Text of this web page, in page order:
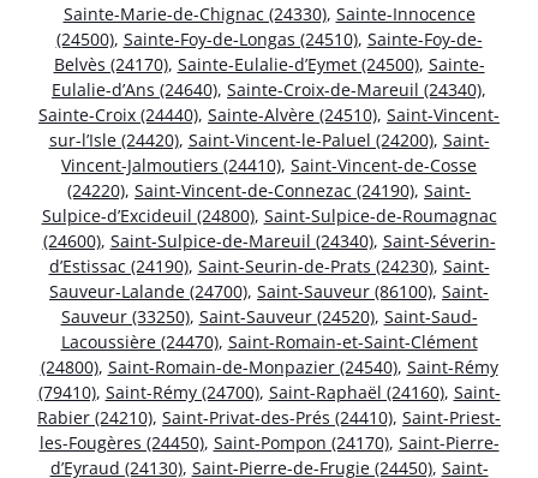
Sainte-Marie-de-Chignac (24330), Sainte-Innocence
(24500), Sainte-Foy-de-Longas (24510), Sainte-Foy-de-
Belvès (24170), Sainte-Eulalie-d’Eymet (24500), Sainte-
Eulalie-d’Ans (24640), Sainte-Croix-de-Mareuil (24340),
Sainte-Croix (24440), Sainte-Alvère (24510), Saint-Vincent-
sur-l’Isle (24420), Saint-Vincent-le-Paluel (24200), Saint-
Vincent-Jalmoutiers (24410), Saint-Vincent-de-Cosse
(24220), Saint-Vincent-de-Connezac (24190), Saint-
Sulpice-d’Excideuil (24800), Saint-Sulpice-de-Roumagnac
(24600), Saint-Sulpice-de-Mareuil (24340), Saint-Séverin-
d’Estissac (24190), Saint-Seurin-de-Prats (24230), Saint-
Sauveur-Lalande (24700), Saint-Sauveur (86100), Saint-
Sauveur (33250), Saint-Sauveur (24520), Saint-Saud-
Lacoussière (24470), Saint-Romain-et-Saint-Clément
(24800), Saint-Romain-de-Monpazier (24540), Saint-Rémy
(79410), Saint-Rémy (24700), Saint-Raphaël (24160), Saint-
Rabier (24210), Saint-Privat-des-Prés (24410), Saint-Priest-
les-Fougères (24450), Saint-Pompon (24170), Saint-Pierre-
d’Eyraud (24130), Saint-Pierre-de-Frugie (24450), Saint-